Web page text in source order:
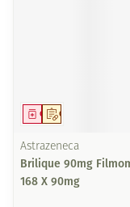
Op voorschrift
Geneesmiddel
Astrazeneca
Brilique 90mg
168 X 90mg